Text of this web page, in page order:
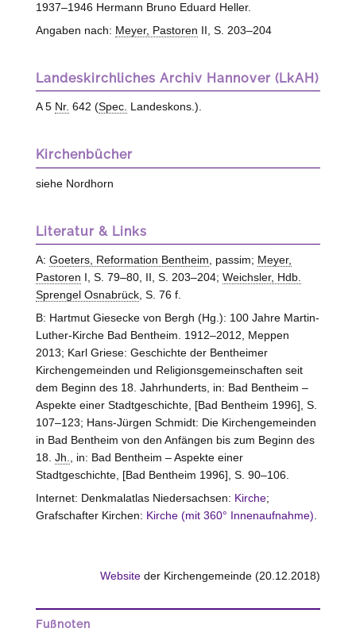
1937–1946 Hermann Bruno Eduard Heller.
Angaben nach: Meyer, Pastoren II, S. 203–204
Landeskirchliches Archiv Hannover (LkAH)
A 5 Nr. 642 (Spec. Landeskons.).
Kirchenbücher
siehe Nordhorn
Literatur & Links
A: Goeters, Reformation Bentheim , passim; Meyer,
Pastoren I, S. 79–80, II, S. 203–204; Weichsler, Hdb.
Sprengel Osnabrück, S. 76 f.
B: Hartmut Giesecke von Bergh (Hg.): 100 Jahre Martin-
Luther-Kirche Bad Bentheim. 1912–2012, Meppen
2013; Karl Griese: Geschichte der Bentheimer
Kirchengemeinden und Religionsgemeinschaften seit
dem Beginn des 18. Jahrhunderts, in: Bad Bentheim –
Aspekte einer Stadtgeschichte, [Bad Bentheim 1996], S.
107–123; Hans-Jürgen Schmidt: Die Kirchengemeinden
in Bad Bentheim von den Anfängen bis zum Beginn des
18. Jh.
, in: Bad Bentheim – Aspekte einer
Stadtgeschichte, [Bad Bentheim 1996], S. 90–106.
Internet: Denkmalatlas Niedersachsen: Kirche;
Grafschafter Kirchen: Kirche (mit 360° Innenaufnahme)
Website der Kirchengemeinde (20.12.2018)
Fußnoten